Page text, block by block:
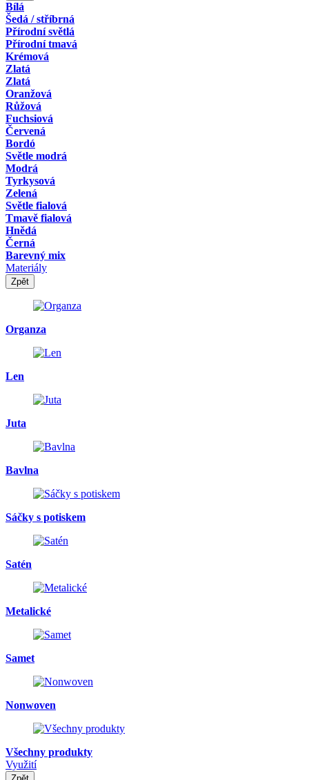
Bílá
Šedá / stříbrná
Přírodní světlá
Přírodní tmavá
Krémová
Zlatá
Zlatá
Oranžová
Růžová
Fuchsiová
Červená
Bordó
Světle modrá
Modrá
Tyrkysová
Zelená
Světle fialová
Tmavě fialová
Hnědá
Černá
Barevný mix
Materiály
Zpět
Organza
Len
Juta
Bavlna
Sáčky s potiskem
Satén
Metalické
Samet
Nonwoven
Všechny produkty
Využití